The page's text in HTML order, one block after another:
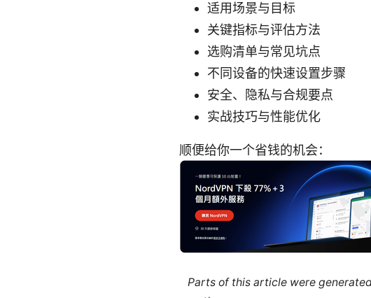
适用场景与目标
关键指标与评估方法
选购清单与常见坑点
不同设备的快速设置步骤
安全、隐私与合规要点
实战技巧与性能优化
顺便给你一个省钱的机会：
Parts of this article were